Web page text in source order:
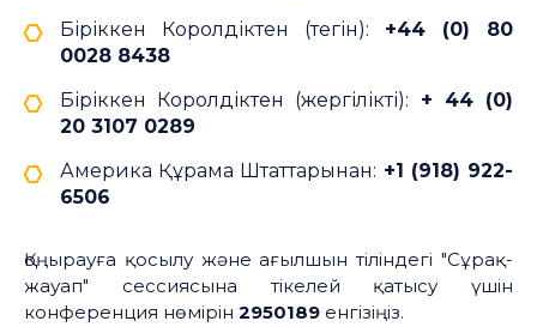
Біріккен Королдіктен (тегін): +44 (0) 80
0028 8438
Біріккен Королдіктен (жергілікті): + 44 (0)
20 3107 0289
Америка Құрама Штаттарынан: +1 (918) 922-
6506
Қоңырауға қосылу және ағылшын тіліндегі "Сұрақ-
жауап" сессиясына тікелей қатысу үшін
конференция нөмірін 2950189 енгізіңіз.